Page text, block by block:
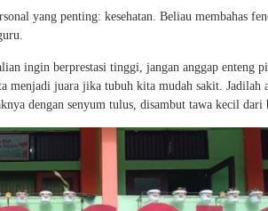
yang penting: kesehatan. Beliau membahas
ingin berprestasi tinggi, jangan anggap enteng
menjadi juara jika tubuh kita mudah sakit. Jadilah
dengan senyum tulus, disambut tawa kecil dari